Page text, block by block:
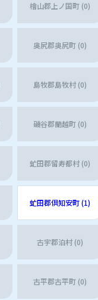
檜山郡上ノ国町 (0)
奥尻郡奥尻町 (0)
島牧郡島牧村 (0)
磯谷郡蘭越町 (0)
虻田郡留寿都村 (0)
虻田郡倶知安町 (1)
古宇郡泊村 (0)
古平郡古平町 (0)